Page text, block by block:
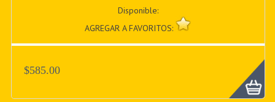
Disponible:
AGREGAR A FAVORITOS:
$585.00